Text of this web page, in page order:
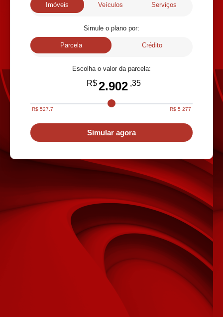
Imóveis Veículos Serviços
Simule o plano por:
Parcela Crédito
Escolha o valor da parcela:
R$2.902 ,35
R$ 527.7 R$ 5 277
Simular agora